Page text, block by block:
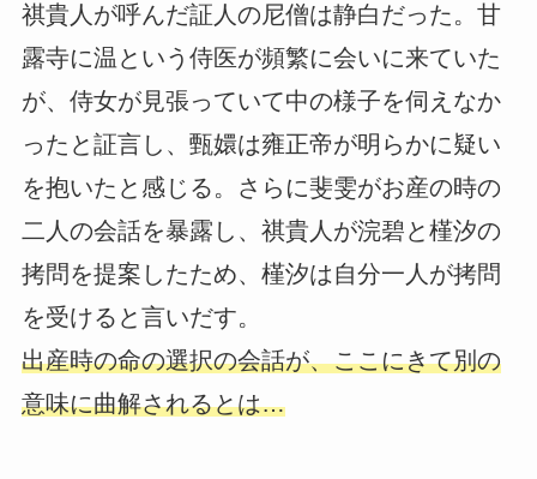
祺貴人が呼んだ証人の尼僧は静白だった。甘
露寺に温という侍医が頻繁に会いに来ていた
が、侍女が見張っていて中の様子を伺えなか
ったと証言し、甄嬛は雍正帝が明らかに疑い
を抱いたと感じる。さらに斐雯がお産の時の
二人の会話を暴露し、祺貴人が浣碧と槿汐の
拷問を提案したため、槿汐は自分一人が拷問
を受けると言いだす。
出産時の命の選択の会話が、ここにきて別の
意味に曲解されるとは…